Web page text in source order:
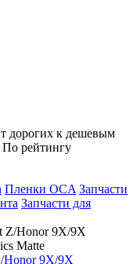
дорогих к дешевым
По рейтингу
Пленки OCA Запчасти
Запчасти для
Honor 9X/9X